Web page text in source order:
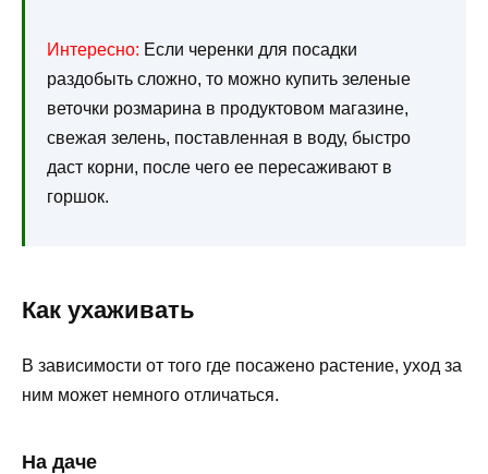
Интересно: Если черенки для посадки
раздобыть сложно, то можно купить зеленые
веточки розмарина в продуктовом магазине,
свежая зелень, поставленная в воду, быстро
даст корни, после чего ее пересаживают в
горшок.
Как ухаживать
В зависимости от того где посажено растение, уход за
ним может немного отличаться.
На даче